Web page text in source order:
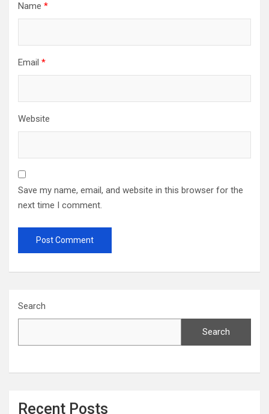
Name *
Email *
Website
Save my name, email, and website in this browser for the
next time I comment.
Search
Search
Recent Posts